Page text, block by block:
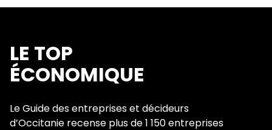
LE TOP
ÉCONOMIQUE
Le Guide des entreprises et décideurs
d’Occitanie recense plus de 1 150 entreprises